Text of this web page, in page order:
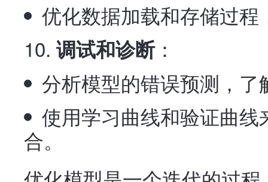
优化数据加载和存储过程
调试和诊断：
分析模型的错误预测，了
使用学习曲线和验证曲
合。